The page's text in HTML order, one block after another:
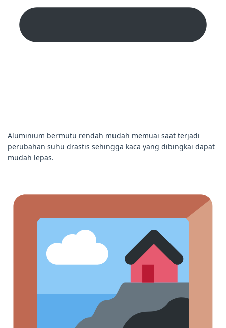
Aluminium bermutu rendah mudah memuai saat terjadi
perubahan suhu drastis sehingga kaca yang dibingkai dapat
mudah lepas.